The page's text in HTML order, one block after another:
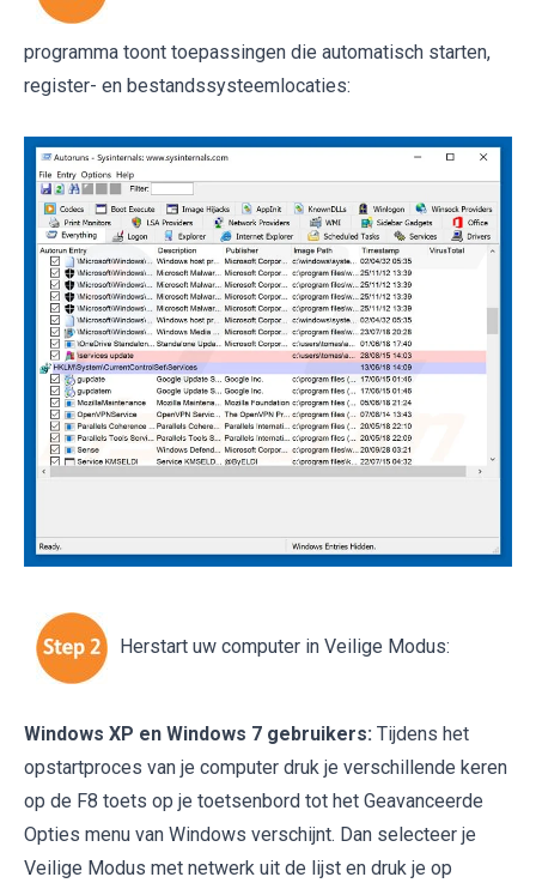
programma toont toepassingen die automatisch starten,
register- en bestandssysteemlocaties:
Herstart uw computer in Veilige Modus:
Windows XP en Windows 7 gebruikers: Tijdens het
opstartproces van je computer druk je verschillende keren
op de F8 toets op je toetsenbord tot het Geavanceerde
Opties menu van Windows verschijnt. Dan selecteer je
Veilige Modus met netwerk uit de lijst en druk je op